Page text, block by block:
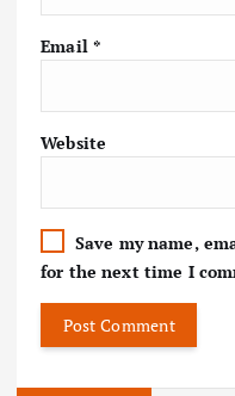
Email *
Website
Save my name,
for the next time I